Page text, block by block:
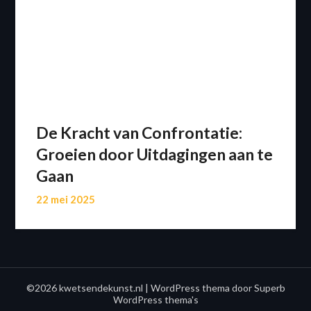
De Kracht van Confrontatie:
Groeien door Uitdagingen aan te
Gaan
22 mei 2025
©2026 kwetsendekunst.nl | WordPress thema doorSuperb
WordPress thema's